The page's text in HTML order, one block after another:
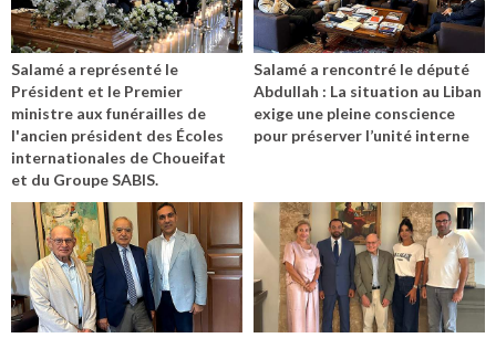
Salamé a représenté le
Président et le Premier
ministre aux funérailles de
l'ancien président des Écoles
internationales de Choueifat
et du Groupe SABIS.
Salamé a rencontré le député
Abdullah : La situation au Liban
exige une pleine conscience
pour préserver l’unité interne